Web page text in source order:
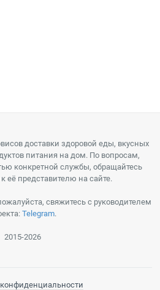
доставки здоровой еды, вкусных
питания на дом. По вопросам,
конкретной службы, обращайтесь
её представителю на сайте.
свяжитесь с руководителем
Telegram.
2015-2026